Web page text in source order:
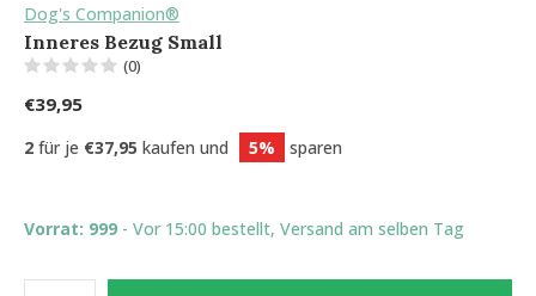
Dog's Companion®
Inneres Bezug Small
(0)
€39,95
2 für je €37,95 kaufen und 5% sparen
Vorrat: 999 - Vor 15:00 bestellt, Versand am selben Tag